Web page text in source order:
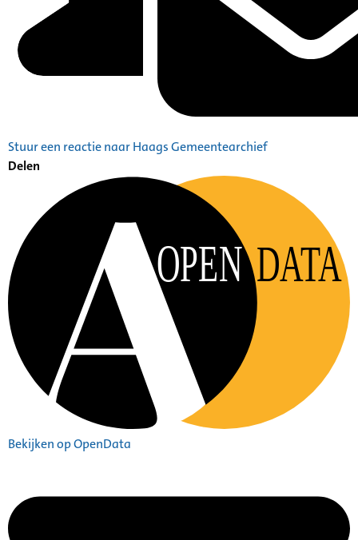
Stuur een reactie naar Haags Gemeentearchief
Delen
OPEN DATA
Bekijken op OpenData